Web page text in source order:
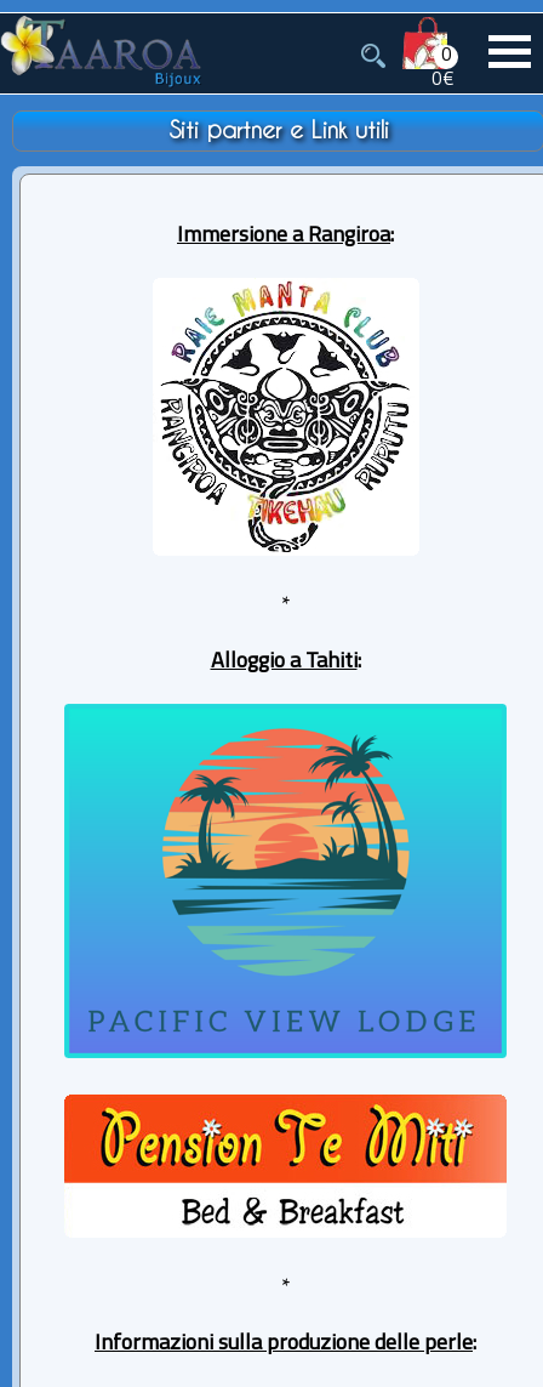
0
0€
Siti partner e Link utili
Immersione a Rangiroa:
*
Alloggio a Tahiti:
*
Informazioni sulla produzione delle perle: